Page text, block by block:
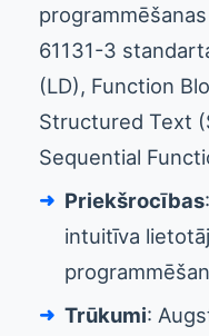
61131-3
(LD), Function
Structured Text
Sequential
Priekšrocības
intuitīva
Trūkumi: